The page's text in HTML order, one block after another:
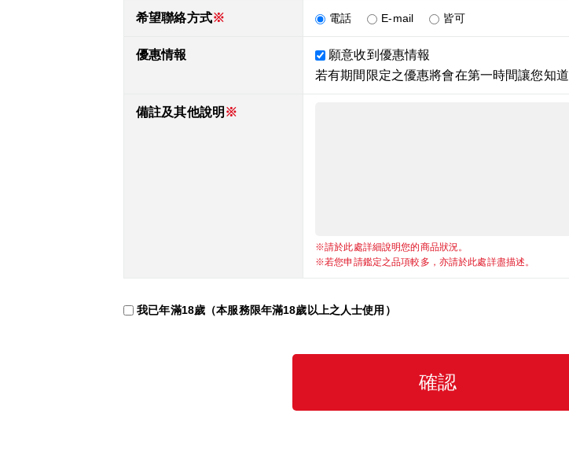
希望聯絡方式※ 電話 E-mail 皆可
優惠情報
願意收到優惠情報
若有期間限定之優惠將會在第一時間讓您知道
備註及其他說明 ※
※請於此處詳細說明您的商品狀況。
※若您申請鑑定之品項較多，亦請於此處詳盡描述。
我已年滿18歲（本服務限年滿18歲以上之人士使用）